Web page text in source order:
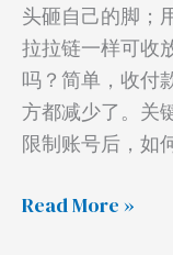
头砸自己的脚；
拉拉链一样可收
吗？简单，收付
方都减少了。关
限制账号后，如
Read More »